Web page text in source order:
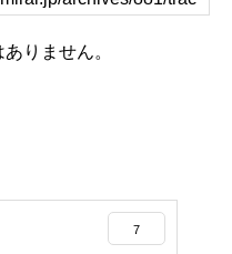
りません。
7